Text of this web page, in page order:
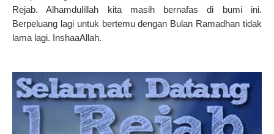
Rejab. Alhamdulillah kita masih bernafas di bumi ini.
Berpeluang lagi untuk bertemu dengan Bulan Ramadhan tidak
lama lagi. InshaaAllah.